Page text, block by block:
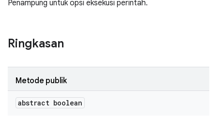
Penampung untuk opsi eksekusi perintah.
Ringkasan
Metode publik
abstract boolean